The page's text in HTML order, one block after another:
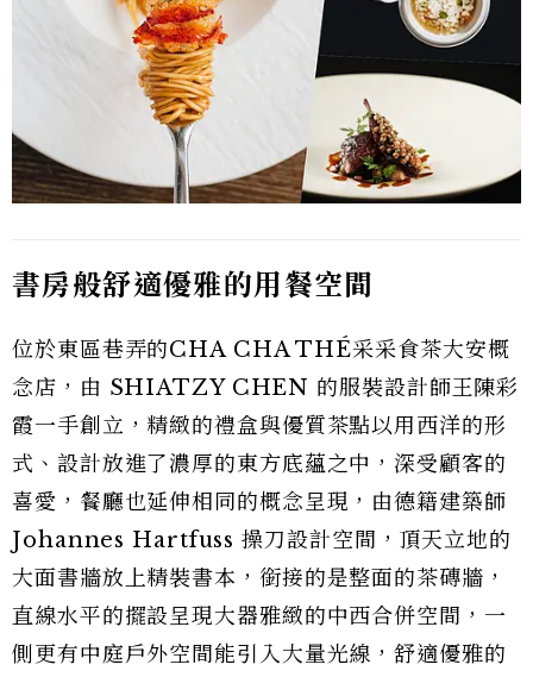
書房般舒適優雅的用餐空間
位於東區巷弄的CHA CHA THÉ采采食茶大安概
念店，由 SHIATZY CHEN 的服裝設計師王陳彩
霞一手創立，精緻的禮盒與優質茶點以用西洋的形
式、設計放進了濃厚的東方底蘊之中，深受顧客的
喜愛，餐廳也延伸相同的概念呈現，由德籍建築師
Johannes Hartfuss 操刀設計空間，頂天立地的
大面書牆放上精裝書本，銜接的是整面的茶磚牆，
直線水平的擺設呈現大器雅緻的中西合併空間，一
側更有中庭戶外空間能引入大量光線，舒適優雅的